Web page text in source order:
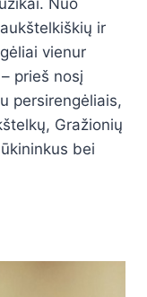
Nuo
ir
vienur
prieš nosį
persirengėliais,
Gražionių
bei